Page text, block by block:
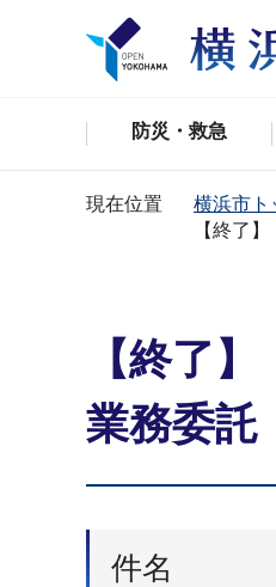
防災・救急
現在位置 横浜市ト
【終了
【終了
業務委託
件名